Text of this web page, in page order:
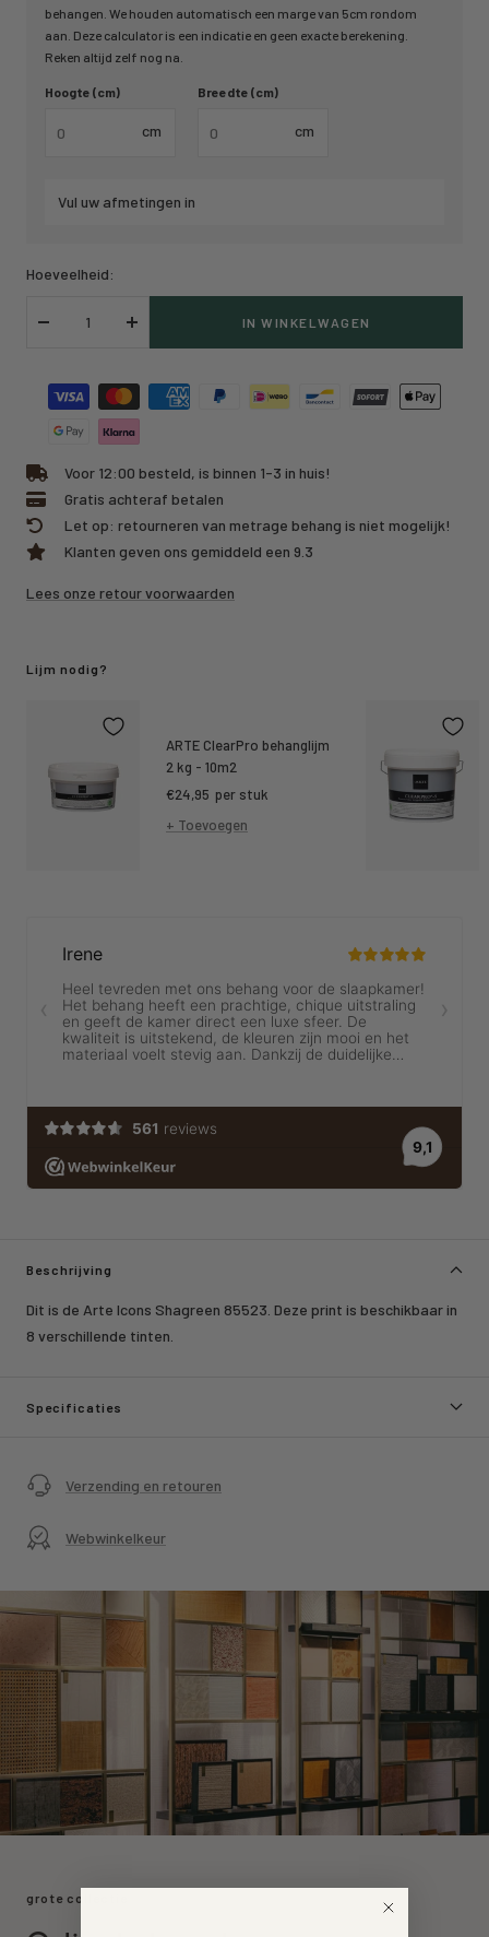
behangen. We houden automatisch een marge van 5cm rondom
aan. Deze calculator is een indicatie en geen exacte berekening.
Reken altijd zelf nog na.
Hoogte (cm)
cm
Breedte (cm)
cm
Vul uw afmetingen in
Hoeveelheid:
Verlaag
Verhoog
IN WINKELWAGEN
Voor 12:00 besteld, is binnen 1-3 in huis!
Gratis achteraf betalen
Let op: retourneren van metrage behang is niet mogelijk!
Klanten geven ons gemiddeld een 9.3
Lees onze retour voorwaarden
Beschrijving
Dit is de Arte Icons Shagreen 85523. Deze print is beschikbaar in
8 verschillende tinten.
Specificaties
Verzending en retouren
Webwinkelkeur
Lijm nodig?
ARTE ClearPro behanglijm
2 kg - 10m2
Kortings
prijs
€24,95 per stuk
+ Toevoegen
grote collectie